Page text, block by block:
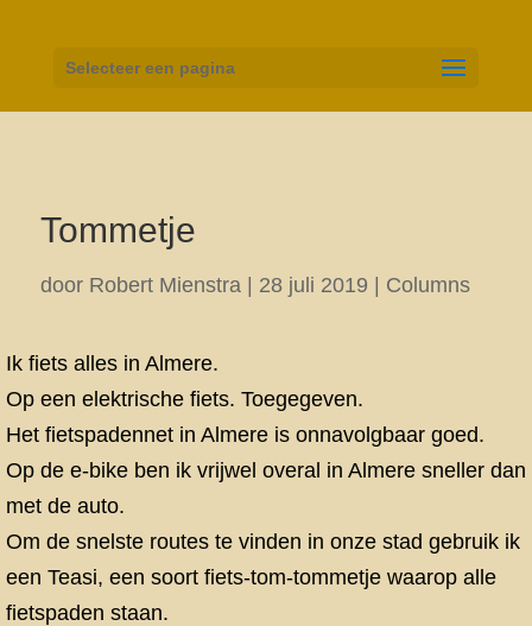
Selecteer een pagina
Tommetje
door Robert Mienstra| 28 juli 2019 Columns
Ik fiets alles in Almere.
Op een elektrische fiets. Toegegeven.
Het fietspadennet in Almere is onnavolgbaar goed.
Op de e-bike ben ik vrijwel overal in Almere sneller dan
met de auto.
Om de snelste routes te vinden in onze stad gebruik ik
een Teasi, een soort fiets-tom-tommetje waarop alle
fietspaden staan.